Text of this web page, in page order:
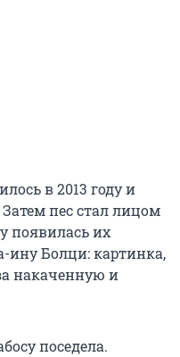
в 2013 году и
пес стал лицом
появилась их
ину Болци: картинка,
накаченную и
поседела.